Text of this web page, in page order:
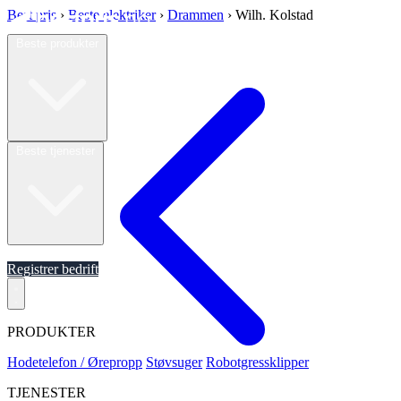
Registrer bedrift
PRODUKTER
Hodetelefon / Ørepropp Støvsuger Robotgressklipper
TJENESTER
Best pris › Beste elektriker › Drammen › Wilh. Kolstad